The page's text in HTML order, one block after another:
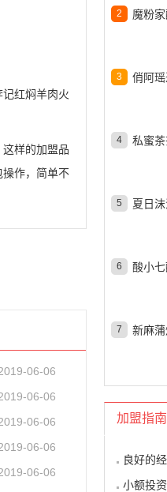
红焖羊肉火
样的加盟品
作，简单不
06-06
06-06
06-06
06-06
06-06
2 魔粉
3 俏阿
4 私蜜
5 夏日
6 酸小
7 新麻
加盟指南
良好的经
小额投